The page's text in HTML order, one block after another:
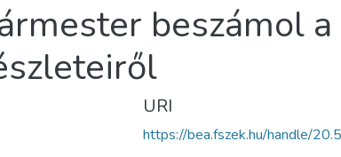
beszámol
URI
https://bea.fszek.hu/handle/